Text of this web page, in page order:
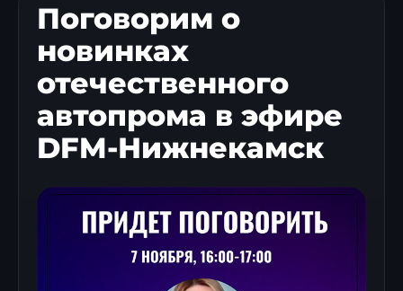
Поговорим о
новинках
отечественного
автопрома в эфире
DFM-Нижнекамск